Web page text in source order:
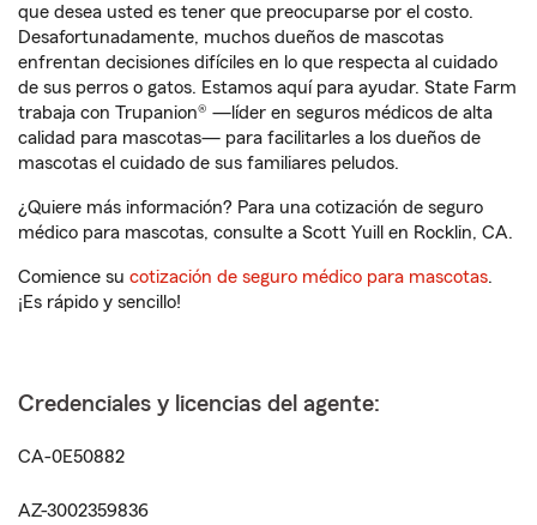
que desea usted es tener que preocuparse por el costo.
Desafortunadamente, muchos dueños de mascotas
enfrentan decisiones difíciles en lo que respecta al cuidado
de sus perros o gatos. Estamos aquí para ayudar. State Farm
trabaja con Trupanion® —líder en seguros médicos de alta
calidad para mascotas— para facilitarles a los dueños de
mascotas el cuidado de sus familiares peludos.
¿Quiere más información? Para una cotización de seguro
médico para mascotas, consulte a Scott Yuill en Rocklin, CA.
Comience su cotización de seguro médico para mascotas.
¡Es rápido y sencillo!
Credenciales y licencias del agente:
CA-0E50882
AZ-3002359836